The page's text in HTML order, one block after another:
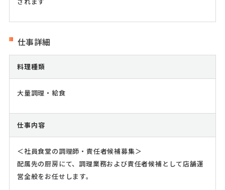
仕事詳細
料理種類
大量調理・給食
仕事内容
＜社員食堂の調理師・責任者候補募集＞
配属先の厨房にて、調理業務および責任者候補として店舗運
営全般をお任せします。